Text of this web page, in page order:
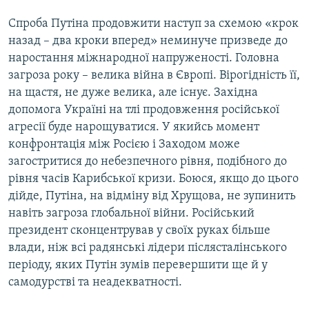
Спроба Путіна продовжити наступ за схемою «крок
назад – два кроки вперед» неминуче призведе до
наростання міжнародної напруженості. Головна
загроза року – велика війна в Європі. Вірогідність її,
на щастя, не дуже велика, але існує. Західна
допомога Україні на тлі продовження російської
агресії буде нарощуватися. У якийсь момент
конфронтація між Росією і Заходом може
загостритися до небезпечного рівня, подібного до
рівня часів Карибської кризи. Боюся, якщо до цього
дійде, Путіна, на відміну від Хрущова, не зупинить
навіть загроза глобальної війни. Російський
президент сконцентрував у своїх руках більше
влади, ніж всі радянські лідери післясталінського
періоду, яких Путін зумів перевершити ще й у
самодурстві та неадекватності.